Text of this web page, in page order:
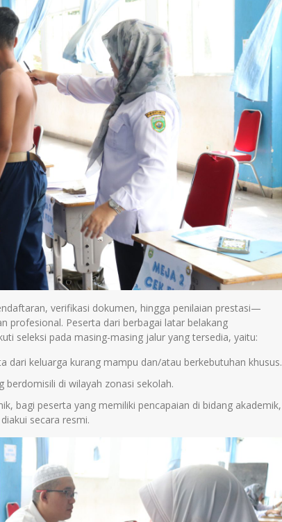
verifikasi dokumen, hingga penilaian prestasi—
profesional. Peserta dari berbagai latar belakang
seleksi pada masing-masing jalur yang tersedia, yaitu:
dari keluarga kurang mampu dan/atau berkebutuhan khusus.
berdomisili di wilayah zonasi sekolah.
bagi peserta yang memiliki pencapaian di bidang akademik,
secara resmi.